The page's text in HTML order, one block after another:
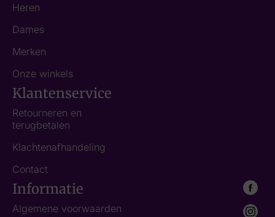
Heren
Dames
Merken
Onze winkels
Klantenservice
Retourneren en
terugbetalen
Klachtenafhandeling
Contact
Informatie
Algemene voorwaarden